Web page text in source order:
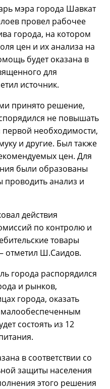
мэра города Шавкат
провел рабочее
города, на котором
цен и их анализа на
будет оказана в
для
источник.
принято решение,
не повышать
необходимости,
и другие. Был также
цен. Для
были образованы
анализ и
действия
по контролю и
товары
отметил Ш.Саидов.
города распорядился
и рынков,
города, оказать
состоять из 12
в соответствии со
защиты населения
этого решения